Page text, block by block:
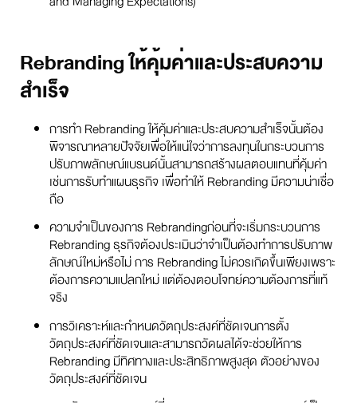
Rebranding ให้คุ้มค่าและประสบความ
สำเร็จ
การทำ Rebranding ให้คุ้มค่าและประสบความสำเร็จนั้นต้อง
พิจารณาหลายปัจจัยเพื่อให้แน่ใจว่าการลงทุนในกระบวนการ
ปรับภาพลักษณ์แบรนด์นั้นสามารถสร้างผลตอบแทนที่คุ้มค่า
เช่นการรับทำแผนธุรกิจ เพื่อทำให้ Rebranding มีความน่าเชื่อ
ถือ
ความจำเป็นของการ Rebrandingก่อนที่จะเริ่มกระบวนการ
Rebranding ธุรกิจต้องประเมินว่าจำเป็นต้องทำการปรับภาพ
ลักษณ์ใหม่หรือไม่ การ Rebranding ไม่ควรเกิดขึ้นเพียงเพราะ
ต้องการความแปลกใหม่ แต่ต้องตอบโจทย์ความต้องการที่แท้
จริง
การวิเคราะห์และกำหนดวัตถุประสงค์ที่ชัดเจนการตั้ง
วัตถุประสงค์ที่ชัดเจนและสามารถวัดผลได้จะช่วยให้การ
Rebranding มีทิศทางและประสิทธิภาพสูงสุด ตัวอย่างของ
วัตถุประสงค์ที่ชัดเจน